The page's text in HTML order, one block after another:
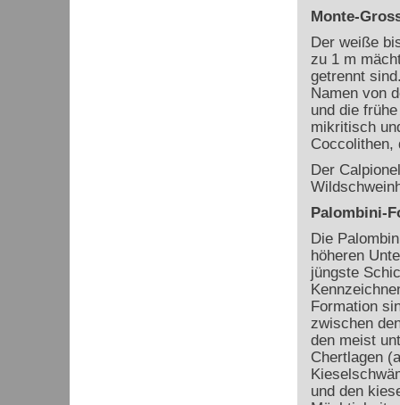
Monte-
Der weiße
zu 1 m
getrennt
Namen von
und die
mikritisch
Coccolithen,
Der
Palombini-
Die
höheren
jüngste
Formation
zwischen
den meist
Chertlagen
und den